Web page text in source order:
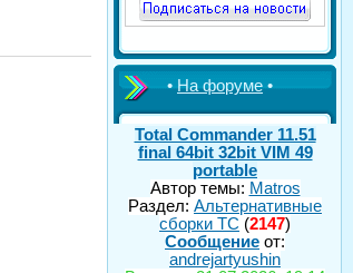
•На форуме•
Total Commander 11.51
final 64bit 32bit VIM 49
portable
Автор темы: Matros
Раздел: Альтернативные
сборки ТС (2147)
Сообщение от:
andrejartyushin